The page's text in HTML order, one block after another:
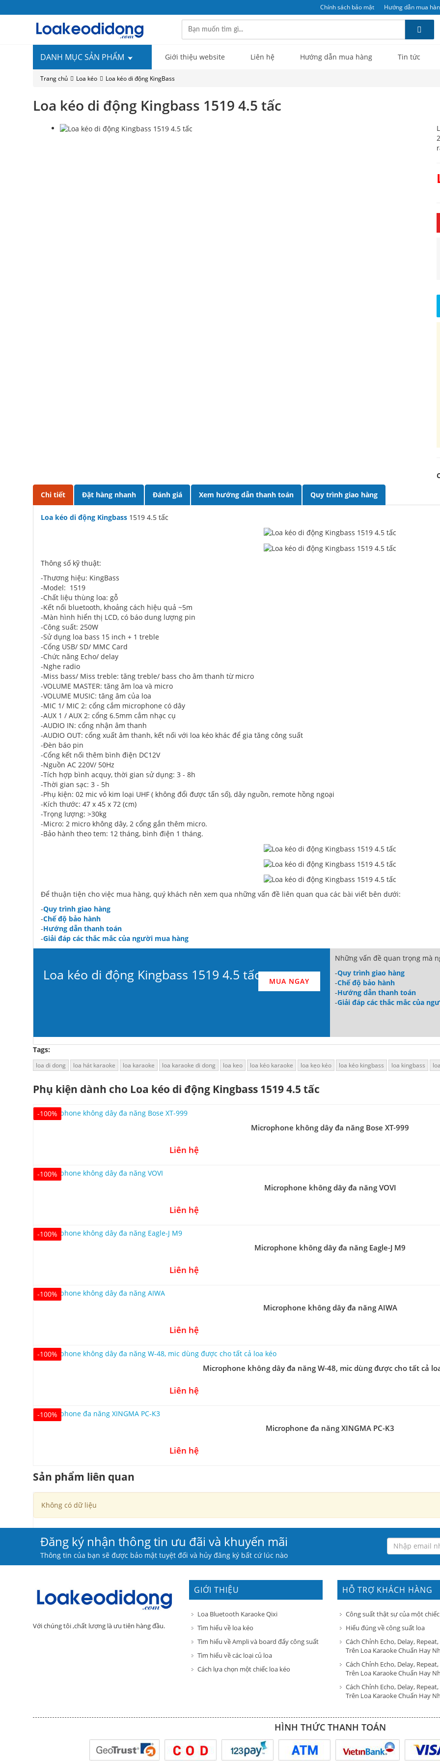
Chính sách bảo mật Hướng dẫn mua
DANH MỤC SẢN PHẨM Giới thiệu website Liên hệ Hướng dẫn mua hàng Tin tức
Trang chủ Loa kéo Loa kéo di động KingBass
Loa kéo di động Kingbass 1519 4.5 tấc
Chi tiết Đặt hàng nhanh Đánh giá Xem hướng dẫn thanh toán Quy trình giao hàng
Loa kéo di động Kingbass 1519 4.5 tấc
Thông số kỹ thuật:
-Thương hiệu: KingBass
-Model: 1519
-Chất liệu thùng loa: gỗ
-Kết nối bluetooth, khoảng cách hiệu quả ~5m
-Màn hình hiển thị LCD, có báo dung lượng pin
-Công suất: 250W
-Sử dụng loa bass 15 inch + 1 treble
-Cổng USB/ SD/ MMC Card
-Chức năng Echo/ delay
-Nghe radio
-Miss bass/ Miss treble: tăng treble/ bass cho âm thanh từ micro
-VOLUME MASTER: tăng âm loa và micro
-VOLUME MUSIC: tăng âm của loa
-MIC 1/ MIC 2: cổng cắm microphone có dây
-AUX 1 / AUX 2: cổng 6.5mm cắm nhạc cụ
-AUDIO IN: cổng nhận âm thanh
-AUDIO OUT: cổng xuất âm thanh, kết nối với loa kéo khác để gia tăng công suất
-Đèn báo pin
-Cổng kết nối thêm bình điện DC12V
-Nguồn AC 220V/ 50Hz
-Tích hợp bình acquy, thời gian sử dụng: 3 - 8h
-Thời gian sạc: 3 - 5h
-Phụ kiện: 02 mic vỏ kim loại UHF ( không đổi được tấn số), dây nguồn, remote hồng ngoại
-Kích thước: 47 x 45 x 72 (cm)
-Trọng lượng: >30kg
-Micro: 2 micro không dây, 2 cổng gắn thêm micro.
-Bảo hành theo tem: 12 tháng, bình điện 1 tháng.
Để thuận tiện cho việc mua hàng, quý khách nên xem qua những vấn đề liên quan qua các bài viết bên dưới:
-Quy trình giao hàng
-Chế độ bảo hành
-Hướng dẫn thanh toán
-Giải đáp các thắc mắc của người mua hàng
Loa kéo di động Kingbass 1519 4.5 tấc MUA NGAY
Những vấn đề quan trọng mà
-Quy trình giao hàng
-Chế độ bảo hành
-Hướng dẫn thanh toán
-Giải đáp các thắc mắc của
Tags:
loa di dong loa hát karaoke loa karaoke loa karaoke di dong loa keo loa kéo karaoke loa kẹo kéo loa kéo kingbass loa kingbass
Phụ kiện dành cho Loa kéo di động Kingbass 1519 4.5 tấc
-100%
Microphone không dây đa năng Bose XT-999
Liên hệ
-100%
Microphone không dây đa năng VOVI
Liên hệ
-100%
Microphone không dây đa năng Eagle-J M9
Liên hệ
-100%
Microphone không dây đa năng AIWA
Liên hệ
-100%
Microphone không dây đa năng W-48, mic dùng được cho tất cả
Liên hệ
-100%
Microphone đa năng XINGMA PC-K3
Liên hệ
Sản phẩm liên quan
Không có dữ liệu
Đăng ký nhận thông tin ưu đãi và khuyến mãi
Thông tin của bạn sẽ được bảo mật tuyệt đối và hủy đăng ký bất cứ lúc nào
Với chúng tôi ,chất lượng là ưu tiên hàng đầu.
GIỚI THIỆU
Loa Bluetooth Karaoke Qixi
Tìm hiểu về loa kéo
Tìm hiểu về Ampli và board đẩy công suất
Tìm hiểu về các loại củ loa
Cách lựa chọn một chiếc loa kéo
HỖ TRỢ KHÁCH HÀNG
Công suất thật sự của một
Hiểu đúng về công suất loa
Cách Chỉnh Echo, Delay,
Trên Loa Karaoke Chuẩn Hay
Cách Chỉnh Echo, Delay,
Trên Loa Karaoke Chuẩn Hay
Cách Chỉnh Echo, Delay,
Trên Loa Karaoke Chuẩn Hay
HÌNH THỨC THANH TOÁN